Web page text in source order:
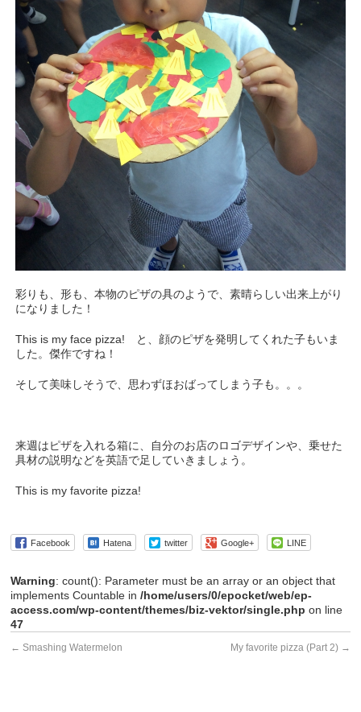
彩りも、形も、本物のピザの具のようで、素晴らしい出来上がり
になりました！
This is my face pizza! と、顔のピザを発明してくれた子もいま
した。傑作ですね！
そして美味しそうで、思わずほおばってしまう子も。。。
来週はピザを入れる箱に、自分のお店のロゴデザインや、乗せた
具材の説明などを英語で足していきましょう。
This is my favorite pizza!
Facebook Hatena twitter Google+ LINE
Warning: count(): Parameter must be an array or an object that
implements Countable in/home/users/0/epocket/web/ep-
access.com/wp-content/themes/biz-vektor/single.php on line
47
← Smashing Watermelon My favorite pizza (Part 2) →